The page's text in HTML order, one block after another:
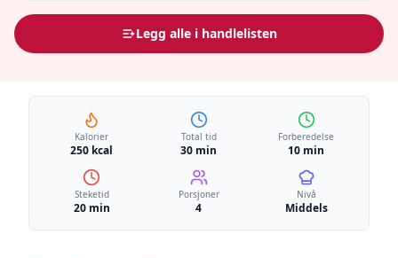
Legg alle i handlelisten
Kalorier
250 kcal
Total tid
30 min
Forberedelse
10 min
Steketid
20 min
Porsjoner
4
Nivå
Middels